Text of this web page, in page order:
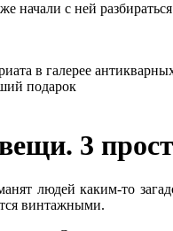
с ней
в галерее
подарок
3
людей каким-то
винтажными.